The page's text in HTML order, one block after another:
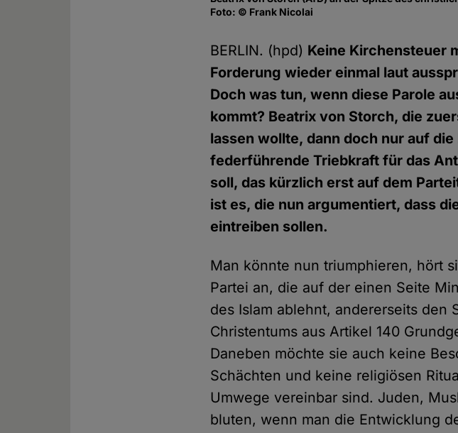
Foto: © Frank Nicolai
BERLIN. (hpd) Keine Kirchensteuer
Forderung wieder einmal laut
Doch was tun, wenn diese Parole
kommt? Beatrix von Storch, die
lassen wollte, dann doch nur auf
federführende Triebkraft für das
soll, das kürzlich erst auf dem
ist es, die nun argumentiert, dass
eintreiben sollen.
Man könnte nun triumphieren, hört
Partei an, die auf der einen Seite
des Islam ablehnt, andererseits
Christentums aus Artikel 140
Daneben möchte sie auch keine
Schächten und keine religiösen
Umwege vereinbar sind. Juden,
bluten, wenn man die Entwicklung